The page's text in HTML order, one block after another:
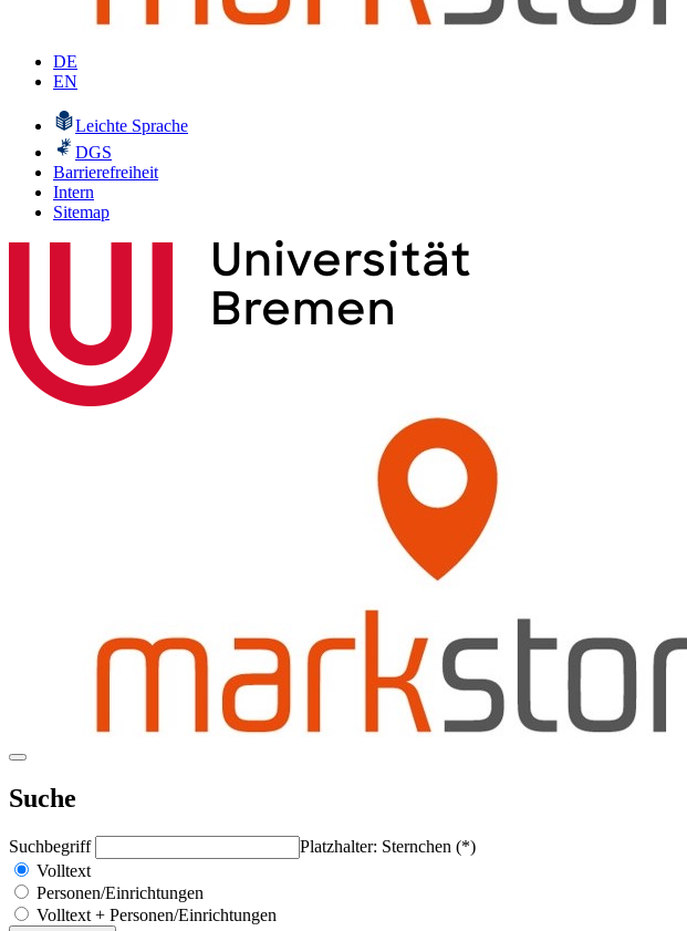
DE
EN
Leichte Sprache
DGS
Barrierefreiheit
Intern
Sitemap
Suche
Suchbegriff
Platzhalter: Sternchen (*)
Volltext
Personen/Einrichtungen
Volltext + Personen/Einrichtungen